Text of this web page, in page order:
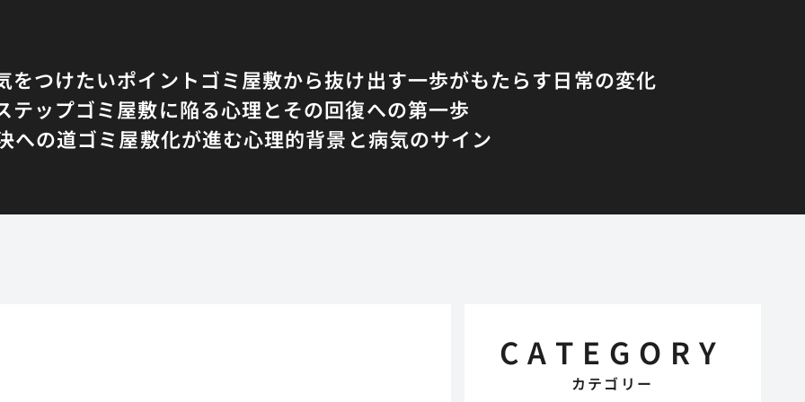
をつけたいポイントゴミ屋敷から抜け出す一歩がもたらす日常の変化
テップゴミ屋敷に陥る心理とその回復への第一歩
への道ゴミ屋敷化が進む心理的背景と病気のサイン
CATEGORY
カテゴリー